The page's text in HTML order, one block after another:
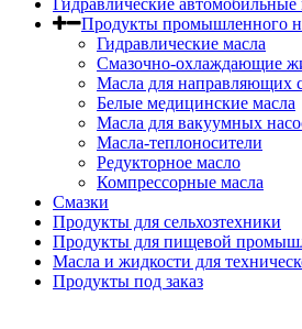
Гидравлические автомобильные
Продукты промышленного
Гидравлические масла
Cмазочно-охлаждающие
Масла для направляющих
Белые медицинские масла
Масла для вакуумных
Масла-теплоносители
Редукторное масло
Компрессорные масла
Смазки
Продукты для сельхозтехники
Продукты для пищевой
Масла и жидкости для
Продукты под заказ